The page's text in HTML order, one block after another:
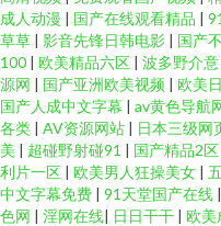
成人动漫 | 国产在线观看精品 |
草草 | 影音先锋日韩电影 | 国产
100 | 欧美精品六区 | 波多野介意
源网 | 国产亚洲欧美视频 | 欧美
国产人成中文字幕 | av黄色导航
各类 | AV资源网站 | 日本三级网
美 | 超碰野射碰91 | 国产精品2区
利片一区 | 欧美男人狂操美女 |
中文字幕免费 | 91天堂国产在线 |
色网 | 淫网在线| 日日干干 | 欧美